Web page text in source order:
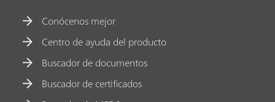
Conócenos mejor
Centro de ayuda del producto
Buscador de documentos
Buscador de certificados